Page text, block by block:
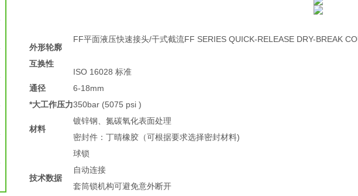
外形轮廓
互换性
FF平面液压快速接头/干式截流FF SERIES QUICK-RELEASE DRY-BREAK
ISO 16028 标准
通径
6-18mm
*大工作压力350bar (5075 psi )
材料
镀锌钢、氮碳氧化表面处理
密封件：丁晴橡胶（可根据要求选择密封材料)
技术数据
球锁
自动连接
套筒锁机构可避免意外断开